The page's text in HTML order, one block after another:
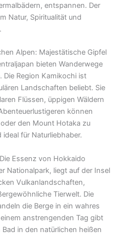
entspannen. Der
Natur, Spiritualität und
Alpen: Majestätische Gipfel
bieten Wanderwege
Die Region Kamikochi ist
Landschaften beliebt. Sie
Flüssen, üppigen Wäldern
können
den Mount Hotaka zu
für Naturliebhaber.
Essenz von Hokkaido
Nationalpark, liegt auf der Insel
Vulkanlandschaften,
Tierwelt. Die
die Berge in ein wahres
anstrengenden Tag gibt
in den natürlichen heißen